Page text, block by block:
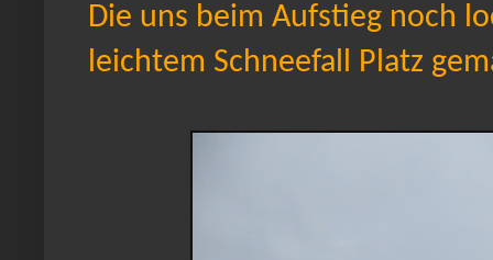
Die uns beim Aufstieg noch
leichtem Schneefall Platz